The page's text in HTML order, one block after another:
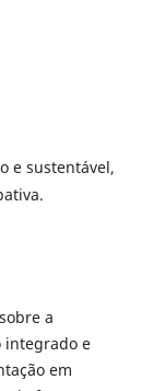
e sustentável,
a
integrado e
em